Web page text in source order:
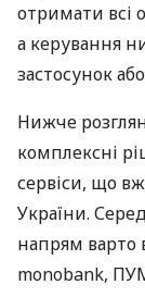
отримати всі
а керування
застосунок
Нижче
комплексні
сервіси, що
України.
напрям варто
monobank,